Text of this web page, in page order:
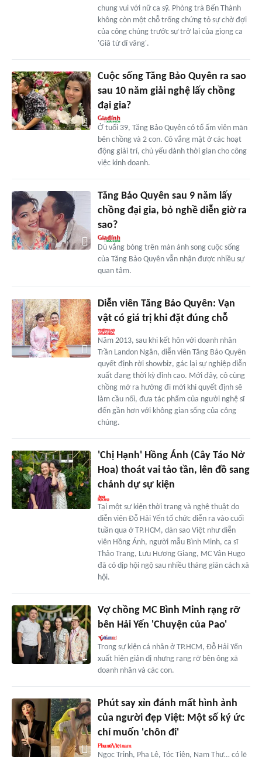
chung vui với nữ ca sỹ. Phòng trà Bến Thành
không còn một chỗ trống chứng tỏ sự chờ đợi
của công chúng trước sự trở lại của giọng ca
'Giã từ dĩ vãng'.
Cuộc sống Tăng Bảo Quyên ra sao
sau 10 năm giải nghệ lấy chồng
đại gia?
Ở tuổi 39, Tăng Bảo Quyên có tổ ấm viên mãn
bên chồng và 2 con. Cô vắng mặt ở các hoạt
động giải trí, chủ yếu dành thời gian cho công
việc kinh doanh.
Tăng Bảo Quyên sau 9 năm lấy
chồng đại gia, bỏ nghề diễn giờ ra
sao?
Dù vắng bóng trên màn ảnh song cuộc sống
của Tăng Bảo Quyên vẫn nhận được nhiều sự
quan tâm.
Diễn viên Tăng Bảo Quyên: Vạn
vật có giá trị khi đặt đúng chỗ
Năm 2013, sau khi kết hôn với doanh nhân
Trần Landon Ngân, diễn viên Tăng Bảo Quyên
quyết định rời showbiz, gác lại sự nghiệp diễn
xuất đang thời kỳ đỉnh cao. Mới đây, cô cùng
chồng mở ra hướng đi mới khi quyết định sẽ
làm cầu nối, đưa tác phẩm của người nghệ sĩ
đến gần hơn với không gian sống của công
chúng.
'Chị Hạnh' Hồng Ánh (Cây Táo Nở
Hoa) thoát vai tảo tần, lên đồ sang
chảnh dự sự kiện
Tại một sự kiện thời trang và nghệ thuật do
diễn viên Đỗ Hải Yến tổ chức diễn ra vào cuối
tuần qua ở TP.HCM, dàn sao Việt như diễn
viên Hồng Ánh, người mẫu Bình Minh, ca sĩ
Thảo Trang, Lưu Hương Giang, MC Vân Hugo
đã có dịp hội ngộ sau nhiều tháng giãn cách xã
hội.
Vợ chồng MC Bình Minh rạng rỡ
bên Hải Yến 'Chuyện của Pao'
Trong sự kiện cá nhân ở TP.HCM, Đỗ Hải Yến
xuất hiện giản dị nhưng rạng rỡ bên ông xã
doanh nhân và các con.
Phút say xỉn đánh mất hình ảnh
của người đẹp Việt: Một số ký ức
chỉ muốn 'chôn đi'
Ngọc Trinh, Pha Lê, Tóc Tiên, Nam Thư… có lẽ